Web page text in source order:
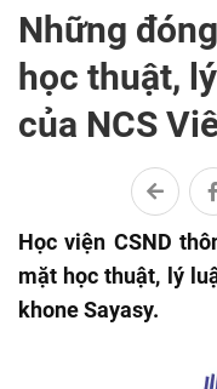
Những
học thuật,
của NCS
Học viện CSND
mặt học thuật, lý
khone Sayasy.